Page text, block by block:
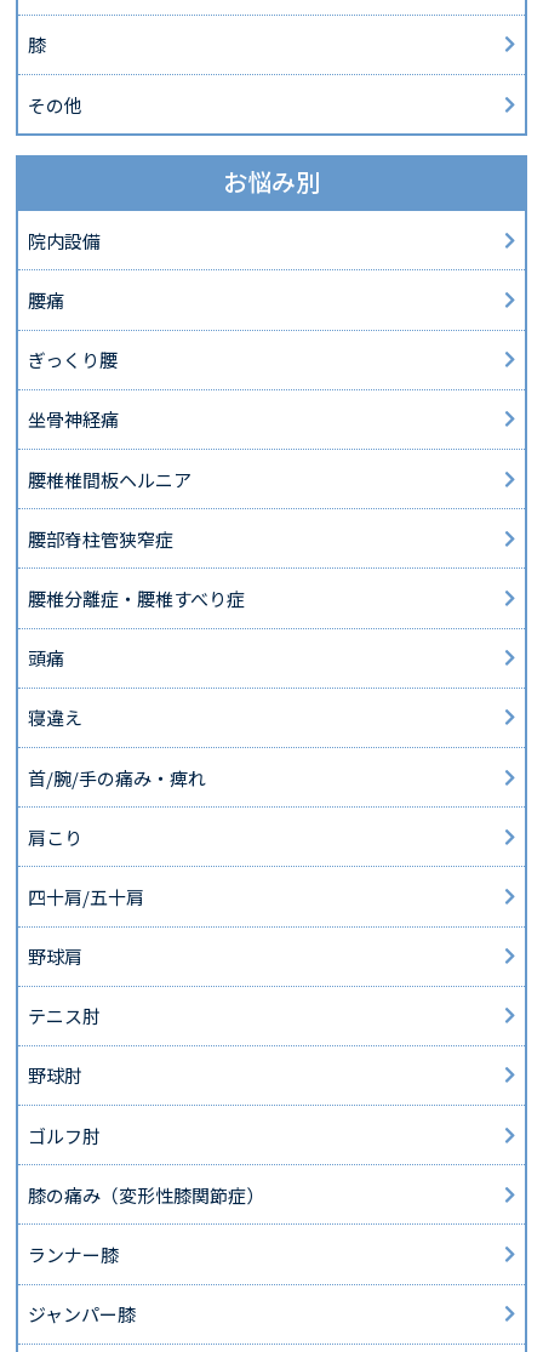
膝
その他
お悩み別
院内設備
腰痛
ぎっくり腰
坐骨神経痛
腰椎椎間板ヘルニア
腰部脊柱管狭窄症
腰椎分離症・腰椎すべり症
頭痛
寝違え
首/腕/手の痛み・痺れ
肩こり
四十肩/五十肩
野球肩
テニス肘
野球肘
ゴルフ肘
膝の痛み（変形性膝関節症）
ランナー膝
ジャンパー膝